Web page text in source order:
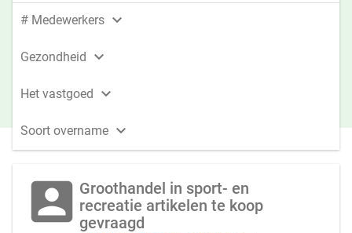
# Medewerkers 
Gezondheid 
Het vastgoed 
Soort overname 
account_box Groothandel in sport- en
recreatie artikelen te koop
gevraagd